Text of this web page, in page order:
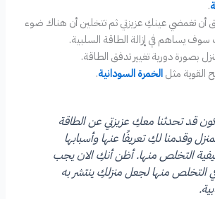
.
أن تغمضي عينكِ عزيزتي ثم تتخلين أن هناك ضوء
يساهم في إزالة الطاقة السلبية.
بصورة دورية تغيير تدفق الطاقة.
القوية مثلالخمرة السودانية.
قد تحدثنا معكِ عزيزتي عن الطاقة
وقدمنا لكِ تعريفًا عنها وأسبابها
التخلص منها. أظن أنكِ الان يجب
التخلص منها لجعل منزلكِ ينتشر به